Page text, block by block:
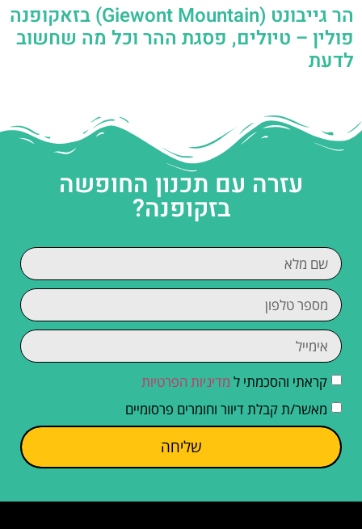
הר גייבונט (Giewont Mountain) בזאקופנה
פולין – טיולים, פסגת ההר וכל מה שחשוב
לדעת
עזרה עם תכנון החופשה
בזקופנה?
קראתי והסכמתי ל מדיניות הפרטיות
מאשר/ת קבלת דיוור וחומרים פרסומיים
שליחה